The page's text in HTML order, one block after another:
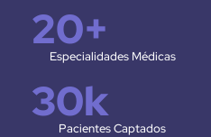
Especialidades Médicas
20+
Pacientes Captados
30k